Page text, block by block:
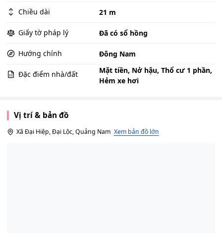
Chiều dài 21 m
Giấy tờ pháp lý Đã có sổ hồng
Hướng chính Đông Nam
Đặc điểm nhà/đất
Mặt tiền, Nở hậu, Thổ cư 1 phần,
Hẻm xe hơi
Vị trí & bản đồ
Xã Đại Hiệp, Đại Lộc, Quảng Nam Xem bản đồ lớn